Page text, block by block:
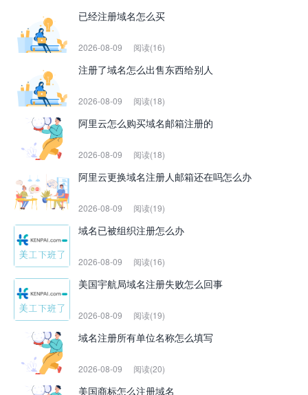
已经注册域名怎么买
2026-08-09 阅读(16)
注册了域名怎么出售东西给别人
2026-08-09 阅读(18)
阿里云怎么购买域名邮箱注册的
2026-08-09 阅读(18)
阿里云更换域名注册人邮箱还在吗怎么办
2026-08-09 阅读(19)
域名已被组织注册怎么办
2026-08-09 阅读(16)
美国宇航局域名注册失败怎么回事
2026-08-09 阅读(19)
域名注册所有单位名称怎么填写
2026-08-09 阅读(20)
美国商标怎么注册域名